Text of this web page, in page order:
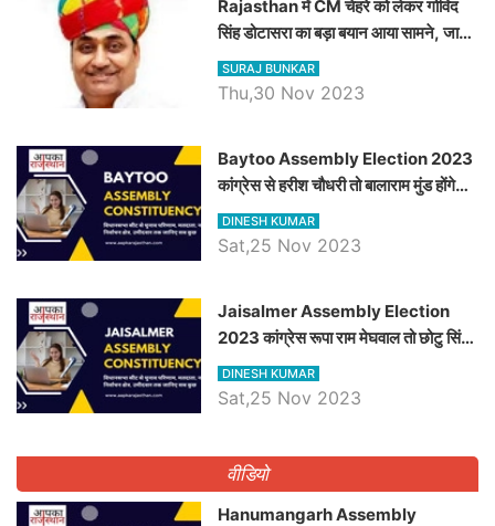
Rajasthan में CM चेहरे को लेकर गोविंद
सिंह डोटासरा का बड़ा बयान आया सामने, जानें
विचार
SURAJ BUNKAR
Thu,30 Nov 2023
Baytoo Assembly Election 2023
कांग्रेस से हरीश चौधरी तो बालाराम मुंड होंगे
भाजपा उम्मीदवार, जानिये बायतू विधानसभा
सीट के ताजा समीकरण
DINESH KUMAR
Sat,25 Nov 2023
​​​​​​​Jaisalmer Assembly Election
2023 कांग्रेस रूपा राम मेघवाल तो छोटु सिंह
भाटी होंगे भाजपा उम्मीदवार, जानिये जैसलमेर
विधानसभा सीट के ताजा समीकरण
DINESH KUMAR
Sat,25 Nov 2023
वीडियो
Hanumangarh Assembly